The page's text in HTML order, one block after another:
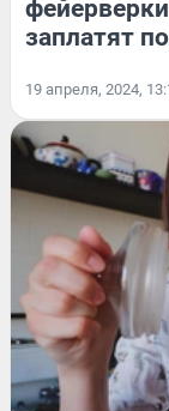
заплатят
19 апреля, 2024,